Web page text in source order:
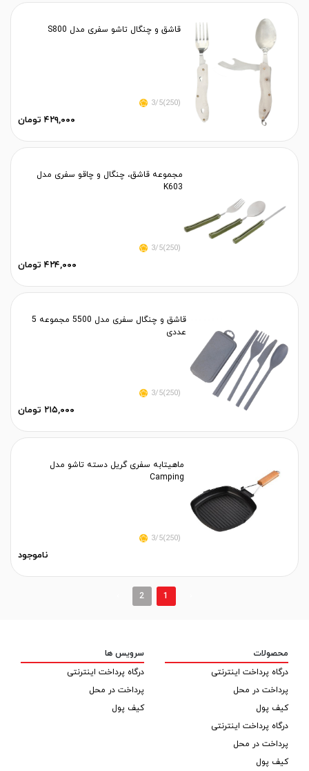
قاشق و چنگال تاشو سفری مدل S800
(250)3/5
۴۲۹,۰۰۰ تومان
مجموعه قاشق، چنگال و چاقو سفری مدل
K603
(250)3/5
۴۲۴,۰۰۰ تومان
قاشق و چنگال سفری مدل 5500 مجموعه 5
عددی
(250)3/5
۲۱۵,۰۰۰ تومان
ماهیتابه سفری گریل دسته تاشو مدل
Camping
(250)3/5
ناموجود
1
2
محصولات
درگاه پرداخت اینترنتی
پرداخت در محل
کیف پول
درگاه پرداخت اینترنتی
پرداخت در محل
کیف پول
سرویس ها
درگاه پرداخت اینترنتی
پرداخت در محل
کیف پول